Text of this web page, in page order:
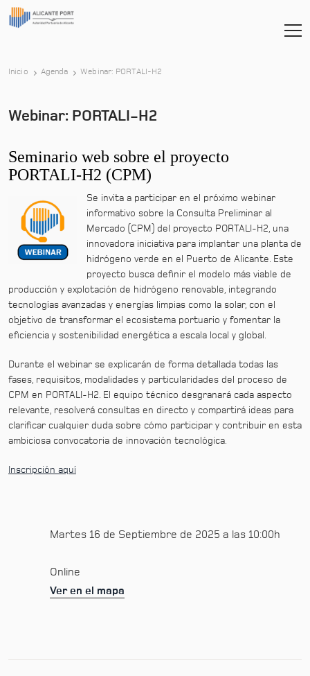
Inicio Agenda Webinar: PORTALI-H2
Webinar: PORTALI-H2
Seminario web sobre el proyecto
PORTALI-H2 (CPM)
Se invita a participar en el próximo webinar
informativo sobre la Consulta Preliminar al
Mercado (CPM) del proyecto PORTALI-H2, una
innovadora iniciativa para implantar una planta de
hidrógeno verde en el Puerto de Alicante. Este
proyecto busca definir el modelo más viable de
producción y explotación de hidrógeno renovable, integrando
tecnologías avanzadas y energías limpias como la solar, con el
objetivo de transformar el ecosistema portuario y fomentar la
eficiencia y sostenibilidad energética a escala local y global.
Durante el webinar se explicarán de forma detallada todas las
fases, requisitos, modalidades y particularidades del proceso de
CPM en PORTALI-H2. El equipo técnico desgranará cada aspecto
relevante, resolverá consultas en directo y compartirá ideas para
clarificar cualquier duda sobre cómo participar y contribuir en esta
ambiciosa convocatoria de innovación tecnológica.
Inscripción aquí
Martes 16 de Septiembre de 2025 a las 10:00h
Online
Ver en el mapa